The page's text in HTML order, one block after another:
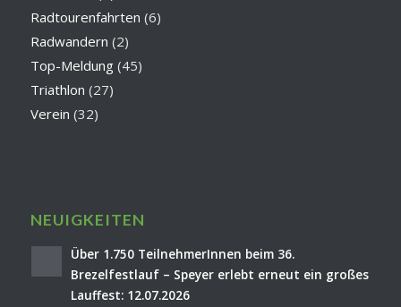
Radtourenfahrten (6)
Radwandern (2)
Top-Meldung(45)
Triathlon (27)
Verein (32)
NEUIGKEITEN
Über 1.750 TeilnehmerInnen beim 36.
Brezelfestlauf – Speyer erlebt erneut ein großes
Lauffest: 12.07.2026